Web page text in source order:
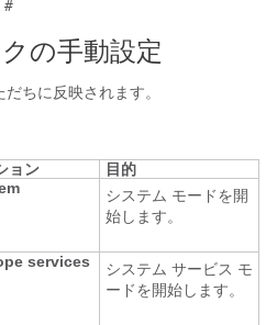
の手動設定
ちに反映されます。
ョン
目的
システム モードを開
始します。
services
システム サービス モ
ードを開始します。